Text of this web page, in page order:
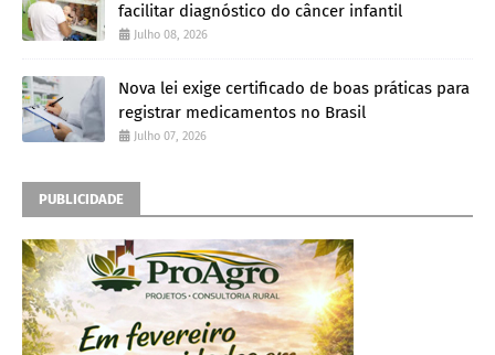
facilitar diagnóstico do câncer infantil
Julho 08, 2026
Nova lei exige certificado de boas práticas para
registrar medicamentos no Brasil
Julho 07, 2026
PUBLICIDADE